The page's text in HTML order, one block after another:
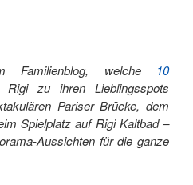
Familienblog, welche 10
zu ihren Lieblingsspots
Pariser Brücke, dem
Spielplatz auf Rigi Kaltbad –
Aussichten für die ganze